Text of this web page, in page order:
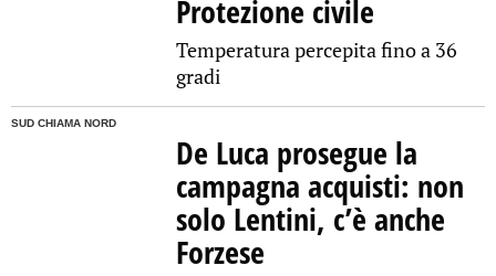
Protezione civile
Temperatura percepita fino a 36
gradi
SUD CHIAMA NORD
De Luca prosegue la
campagna acquisti: non
solo Lentini, c’è anche
Forzese